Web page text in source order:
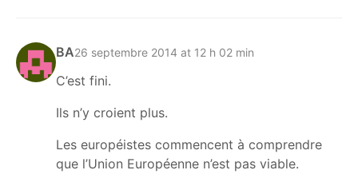
BA26 septembre 2014 at 12 h 02 min
C’est fini.
Ils n’y croient plus.
Les européistes commencent à comprendre
que l’Union Européenne n’est pas viable.